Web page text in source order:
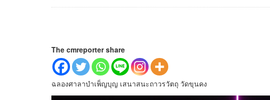
The cmreporter share
ฉลองศาลาบำเพ็ญบุญ เสนาสนะถาวรวัตถุ วัดขุนคง